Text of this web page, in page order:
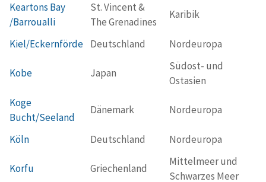
Keartons Bay
/Barroualli
St. Vincent &
The Grenadines
Karibik
Kiel/Eckernförde Deutschland Nordeuropa
Kobe Japan
Südost- und
Ostasien
Koge
Bucht/Seeland
Dänemark Nordeuropa
Köln Deutschland Nordeuropa
Korfu Griechenland
Mittelmeer und
Schwarzes Meer